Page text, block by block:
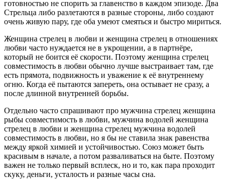
готовностью не спорить за главенство в каждом эпизоде. Два
Стрельца либо разлетаются в разные стороны, либо создают
очень живую пару, где оба умеют смеяться и быстро мириться.
Женщина стрелец в любви и женщина стрелец в отношениях
любви часто нуждается не в укрощении, а в партнёре,
который не боится её скорости. Поэтому женщина стрелец
совместимость в любви обычно лучше выстраивает там, где
есть прямота, подвижность и уважение к её внутреннему
огню. Когда её пытаются запереть, она остывает не сразу, а
после длинной внутренней борьбы.
Отдельно часто спрашивают про мужчина стрелец женщина
рыбы совместимость в любви, мужчина водолей женщина
стрелец в любви и женщина стрелец мужчина водолей
совместимость в любви, но я бы не ставила знак равенства
между яркой химией и устойчивостью. Союз может быть
красивым в начале, а потом разваливаться на быте. Поэтому
важен не только первый всплеск, но и то, как пара проходит
скуку, деньги, усталость и разные часы сна.